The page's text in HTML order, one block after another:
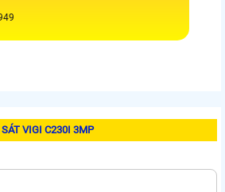
SÁT VIGI C230I 3MP